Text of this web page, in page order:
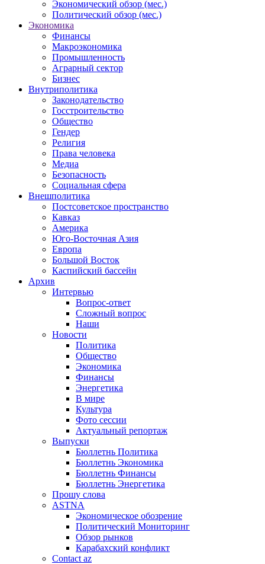
Экономический обзор (мес.)
Политический обзор (мес.)
Экономика
Финансы
Макроэкономика
Промышленность
Аграрный сектор
Бизнес
Внутриполитика
Законодательство
Госстроительство
Общество
Гендер
Религия
Права человека
Медиа
Безопасность
Социальная сфера
Внешполитика
Постсоветское пространство
Кавказ
Америка
Юго-Восточная Азия
Европа
Большой Восток
Каспийский бассейн
Архив
Интервью
Вопрос-ответ
Сложный вопрос
Наши
Новости
Политика
Общество
Экономика
Финансы
Энергетика
В мире
Культура
Фото сессии
Актуальный репортаж
Выпуски
Бюллетнь Политика
Бюллетнь Экономика
Бюллетнь Финансы
Бюллетнь Энергетика
Прошу слова
ASTNA
Экономическое обозрение
Политический Мониторинг
Обзор рынков
Карабахский конфликт
Contact az